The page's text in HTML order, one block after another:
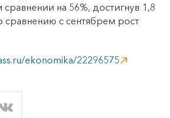
на 56%, достигнув 1,8
сравнению с сентябрем рост
ekonomika/22296575